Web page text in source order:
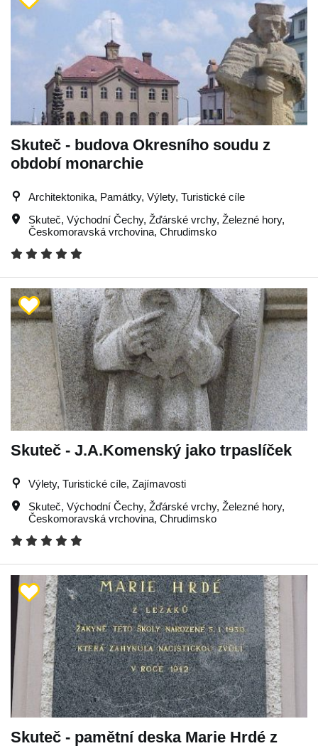
Skuteč - budova Okresního soudu z
období monarchie
Architektonika, Památky, Výlety, Turistické cíle
Skuteč, Východní Čechy, Žďárské vrchy, Železné hory,
Českomoravská vrchovina, Chrudimsko
Skuteč - J.A.Komenský jako trpaslíček
Výlety, Turistické cíle, Zajímavosti
Skuteč, Východní Čechy, Žďárské vrchy, Železné hory,
Českomoravská vrchovina, Chrudimsko
Skuteč - pamětní deska Marie Hrdé z